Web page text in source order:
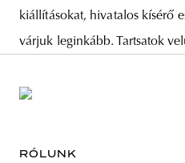
kiállításokat, hivatalos kísérő
várjuk leginkább. Tartsatok
RÓLUNK